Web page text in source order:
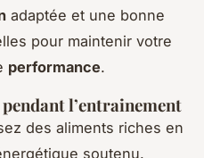
adaptée et une bonne
pour maintenir votre
performance.
l’entrainement
des aliments riches en
soutenu.